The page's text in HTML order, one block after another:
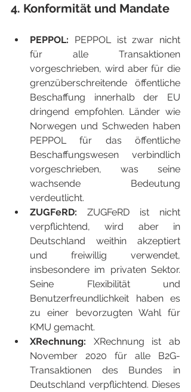
4. Konformität und Mandate
PEPPOL: PEPPOL ist zwar nicht
für alle Transaktionen
vorgeschrieben, wird aber für die
grenzüberschreitende öffentliche
Beschaffung innerhalb der EU
dringend empfohlen. Länder wie
Norwegen und Schweden haben
PEPPOL für das öffentliche
Beschaffungswesen verbindlich
vorgeschrieben, was seine
wachsende Bedeutung
verdeutlicht.
ZUGFeRD: ZUGFeRD ist nicht
verpflichtend, wird aber in
Deutschland weithin akzeptiert
und freiwillig verwendet,
insbesondere im privaten Sektor.
Seine Flexibilität und
Benutzerfreundlichkeit haben es
zu einer bevorzugten Wahl für
KMU gemacht.
XRechnung: XRechnung ist ab
November 2020 für alle B2G-
Transaktionen des Bundes in
Deutschland verpflichtend. Dieses